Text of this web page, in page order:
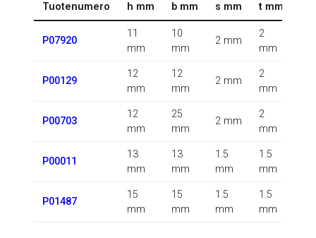
Tuotenumero h mm b mm s mm t mm
P07920
11
mm
10
mm
2 mm
2
mm
P00129
12
mm
12
mm
2 mm
2
mm
P00703
12
mm
25
mm
2 mm
2
mm
P00011
13
mm
13
mm
1.5
mm
1.5
mm
P01487
15
mm
15
mm
1.5
mm
1.5
mm